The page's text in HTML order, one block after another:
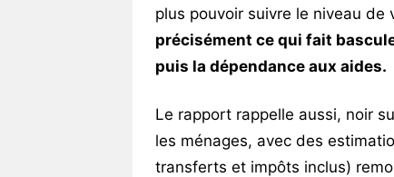
plus pouvoir suivre le niveau de
précisément ce qui fait
puis la dépendance aux aides.
Le rapport rappelle aussi, noir
les ménages, avec des
transferts et impôts inclus)